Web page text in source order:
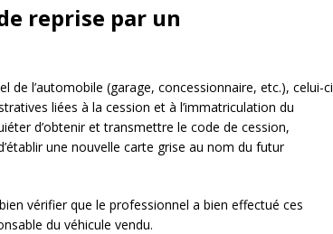
reprise par un
de l’automobile (garage, concessionnaire, etc.), celui-ci
liées à la cession et à l’immatriculation du
d’obtenir et transmettre le code de cession,
une nouvelle carte grise au nom du futur
vérifier que le professionnel a bien effectué ces
du véhicule vendu.